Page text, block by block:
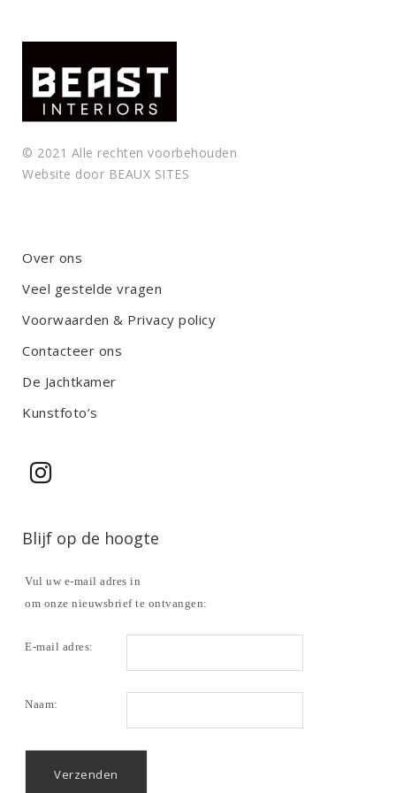
© 2021 Alle rechten voorbehouden
Website door BEAUX SITES
Over ons
Veel gestelde vragen
Voorwaarden & Privacy policy
Contacteer ons
De Jachtkamer
Kunstfoto’s
Blijf op de hoogte
Vul uw e-mail adres in
om onze nieuwsbrief te ontvangen:
E-mail adres:
Naam: